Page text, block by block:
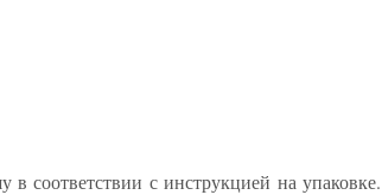
соответствии с инструкцией на упаковке.